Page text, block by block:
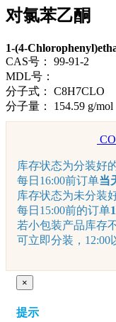
对氯苯乙酮
1-(4-
CAS号：
99-91-2
MDL号：
分子式：
C8H7CLO
分子量：
154.59 g/mol
库存状态为分装好
每日16:00前订单当
库存状态为未分装
每日15:00前的订单
若小包装产品库存
可立即分装，12:00
×
提示